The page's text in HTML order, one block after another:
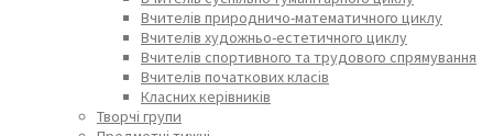
Вчителів природничо-математичного циклу
Вчителів художньо-естетичного циклу
Вчителів спортивного та трудового спрямування
Вчителів початкових класів
Класних керівників
Творчі групи